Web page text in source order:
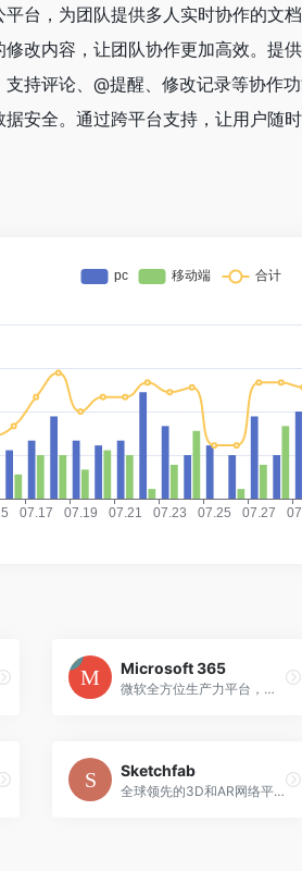
台，为团队提供多人实时协作的文
改内容，让团队协作更加高效。提
持评论、@提醒、修改记录等协作
安全。通过跨平台支持，让用户随时
Microsoft 365
微软全方位生产力平台，集成AI Copilot的办公协作套件
Sketchfab
全球领先的3D和AR网络平台，最大的3D内容发布分享社区